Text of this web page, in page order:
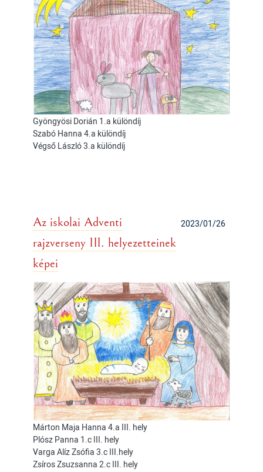
Gyöngyösi Dorián 1.a különdíj
Szabó Hanna 4.a különdíj
Végső László 3.a különdíj
2023/01/26
Az iskolai Adventi
rajzverseny III. helyezetteinek
képei
Márton Maja Hanna 4.a III. hely
Plósz Panna 1.c III. hely
Varga Alíz Zsófia 3.c III.hely
Zsíros Zsuzsanna 2.c III. hely